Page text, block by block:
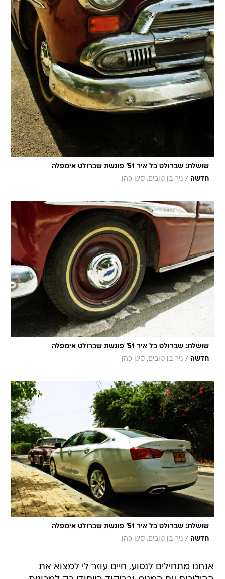
שושלת: שברולט בל איר 51' פוגשת שברולט אימפלה
חדשה / ניר בן טובים, קינן כהן
שושלת: שברולט בל איר 51' פוגשת שברולט אימפלה
חדשה / ניר בן טובים, קינן כהן
שושלת: שברולט בל איר 51' פוגשת שברולט אימפלה
חדשה / ניר בן טובים, קינן כהן
אנחנו מתחילים לנסוע, חיים עוזר לי למצוא את